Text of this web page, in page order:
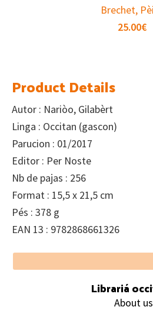
Brechet,
25.00€
Product Details
Autor : Nariòo, Gilabèrt
Linga : Occitan (gascon)
Parucion : 01/2017
Editor : Per Noste
Nb de pajas : 256
Format : 15,5 x 21,5 cm
Pés : 378 g
EAN 13 : 9782868661326
Footer
Librariá
About us